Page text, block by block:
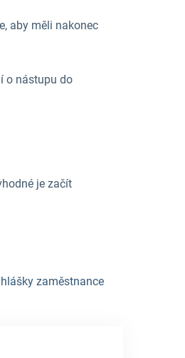
aby měli nakonec
o nástupu do
je začít
zaměstnance